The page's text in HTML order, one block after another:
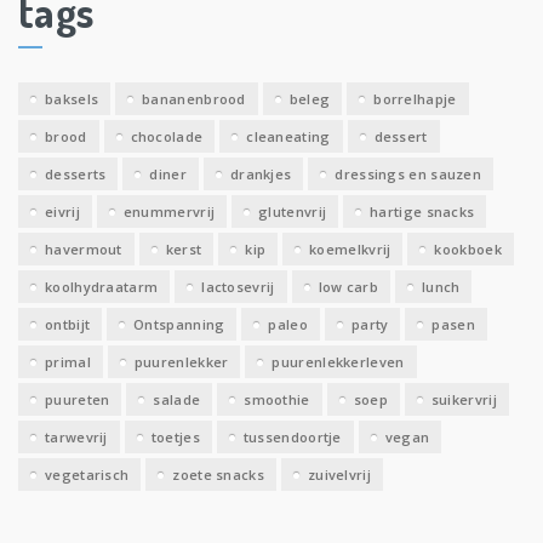
e
v
tags
baksels bananenbrood beleg borrelhapje
brood chocolade cleaneating dessert
desserts diner drankjes dressings en sauzen
eivrij enummervrij glutenvrij hartige snacks
havermout kerst kip koemelkvrij kookboek
koolhydraatarm lactosevrij low carb lunch
ontbijt Ontspanning paleo party pasen
primal puurenlekker puurenlekkerleven
puureten salade smoothie soep suikervrij
tarwevrij toetjes tussendoortje vegan
vegetarisch zoete snacks zuivelvrij